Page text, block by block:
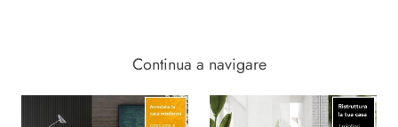
Continua a navigare